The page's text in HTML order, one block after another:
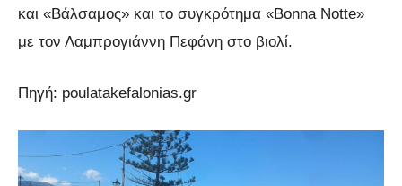
και «Βάλσαμος» και το συγκρότημα «Bonna Notte»
με τον Λαμπρογιάννη Πεφάνη στο βιολί.
Πηγή: poulatakefalonias.gr